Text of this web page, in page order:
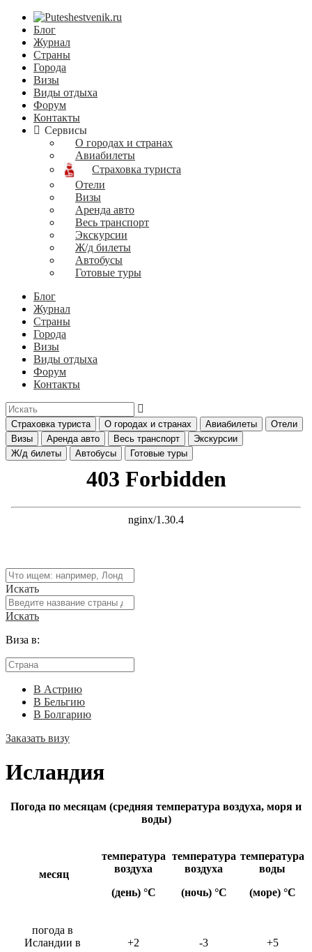
Блог
Журнал
Страны
Города
Визы
Виды отдыха
Форум
Контакты
Сервисы
О городах и странах
Авиабилеты
Страховка туриста
Отели
Визы
Аренда авто
Весь транспорт
Экскурсии
Ж/д билеты
Автобусы
Готовые туры
Блог
Журнал
Страны
Города
Визы
Виды отдыха
Форум
Контакты
Страховка туриста О городах и странах Авиабилеты
Отели
Визы
Аренда авто Весь транспорт
Экскурсии
Ж/д билеты
Автобусы Готовые туры
Искать
Искать
Виза в:
В Астрию
В Бельгию
В Болгарию
Заказать визу
Исландия
Погода по месяцам (средняя температура воздуха, моря и
воды)
месяц
температура
воздуха
(день) °C
температура
воздуха
(ночь) °C
температура
воды
(море) °C
погода в
Исландии в
+2 -3 +5